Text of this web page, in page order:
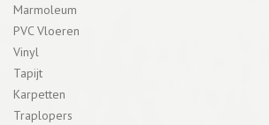
Marmoleum
PVC Vloeren
Vinyl
Tapijt
Karpetten
Traplopers